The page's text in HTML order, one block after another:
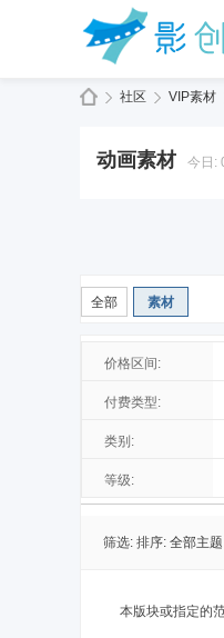
社区 VIP素材
动画素材 今日:
全部 素材
价格区间:
付费类型:
类别:
等级:
筛选: 全部主题
排序:
本版块或指定的